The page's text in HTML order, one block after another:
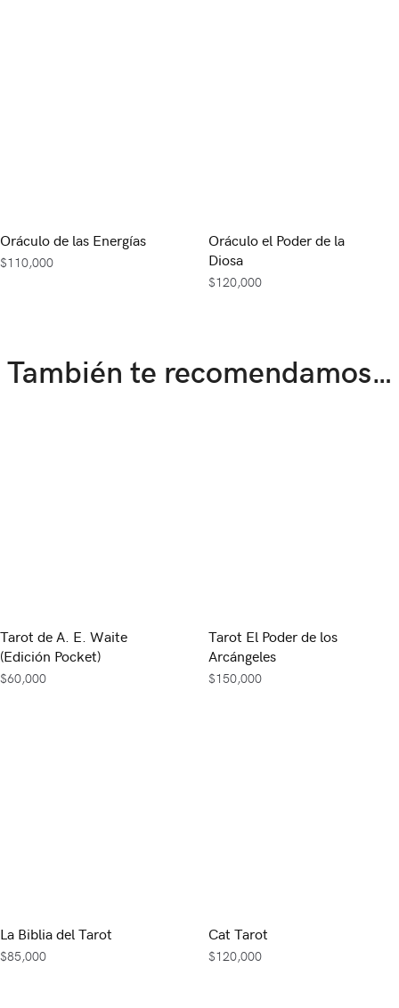
Oráculo de las Energías
$110,000
Oráculo el Poder de la
Diosa
$120,000
También te recomendamos…
Tarot de A. E. Waite
(Edición Pocket)
$60,000
Tarot El Poder de los
Arcángeles
$150,000
La Biblia del Tarot
$85,000
Cat Tarot
$120,000